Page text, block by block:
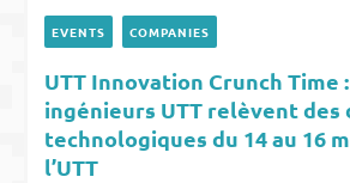
EVENTS COMPANIES
UTT Innovation Crunch Time
ingénieurs UTT relèvent des
technologiques du 14 au 16
l’UTT